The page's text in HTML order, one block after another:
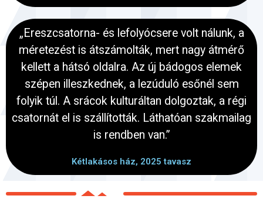
„Ereszcsatorna- és lefolyócsere volt nálunk, a
méretezést is átszámolták, mert nagy átmérő
kellett a hátsó oldalra. Az új bádogos elemek
szépen illeszkednek, a lezúduló esőnél sem
folyik túl. A srácok kulturáltan dolgoztak, a régi
csatornát el is szállították. Láthatóan szakmailag
is rendben van.”
Kétlakásos ház, 2025 tavasz